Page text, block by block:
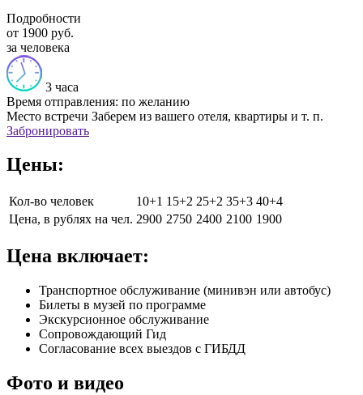
Подробности
от 1900 руб.
за человека
3 часа
Время отправления: по желанию
Место встречи Заберем из вашего отеля, квартиры и т. п.
Забронировать
Цены:
Кол-во человек 10+1 15+2 25+2 35+3 40+4
Цена, в рублях на чел. 2900 2750 2400 2100 1900
Цена включает:
Транспортное обслуживание (минивэн или автобус)
Билеты в музей по программе
Экскурсионное обслуживание
Сопровождающий Гид
Согласование всех выездов с ГИБДД
Фото и видео